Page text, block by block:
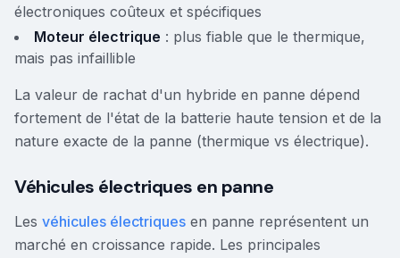
électroniques coûteux et spécifiques
Moteur électrique : plus fiable que le thermique,
mais pas infaillible
La valeur de rachat d'un hybride en panne dépend
fortement de l'état de la batterie haute tension et de la
nature exacte de la panne (thermique vs électrique).
Véhicules électriques en panne
Les véhicules électriques en panne représentent un
marché en croissance rapide. Les principales